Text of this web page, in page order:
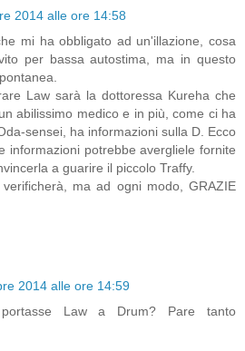
2014 alle ore 14:58
mi ha obbligato ad un'illazione, cosa
per bassa autostima, ma in questo
Law sarà la dottoressa Kureha che
abilissimo medico e in più, come ci ha
sensei, ha informazioni sulla D. Ecco
informazioni potrebbe avergliele fornite
a guarire il piccolo Traffy.
ma ad ogni modo, GRAZIE
2014 alle ore 14:59
Law a Drum? Pare tanto